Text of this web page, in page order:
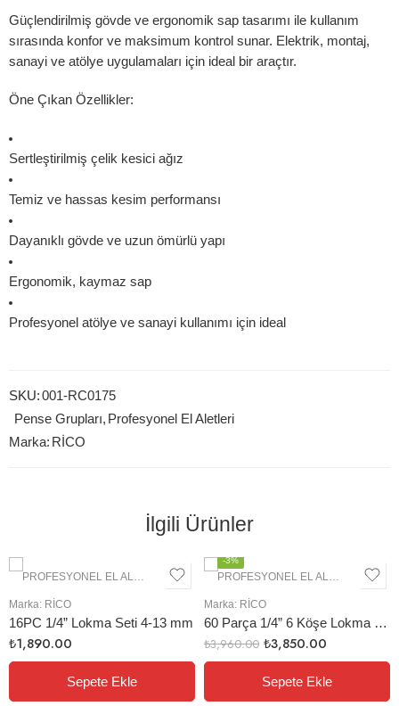
Güçlendirilmiş gövde ve ergonomik sap tasarımı ile kullanım
sırasında konfor ve maksimum kontrol sunar. Elektrik, montaj,
sanayi ve atölye uygulamaları için ideal bir araçtır.
Öne Çıkan Özellikler:
Sertleştirilmiş çelik kesici ağız
Temiz ve hassas kesim performansı
Dayanıklı gövde ve uzun ömürlü yapı
Ergonomik, kaymaz sap
Profesyonel atölye ve sanayi kullanımı için ideal
SKU:001-RC0175
Pense Grupları, Profesyonel El Aletleri
Marka: RİCO
İlgili Ürünler
, LOKMA GRUBU
Marka: RİCO
16PC 1/4” Lokma Seti 4-13 mm
₺1,890.00
Sepete Ekle
,
Marka: RİCO
60 Parça 1/4” 6 Köşe Lokma Seti
-3%
₺3,960.00 ₺3,850.00
Sepete Ekle